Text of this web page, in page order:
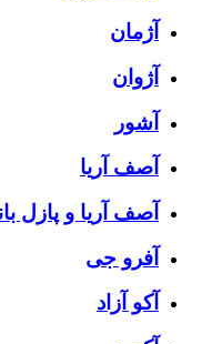
آژمان
آژوان
آشور
آصف آریا
آصف آریا و پازل
آفرو جی
آکو آزاد